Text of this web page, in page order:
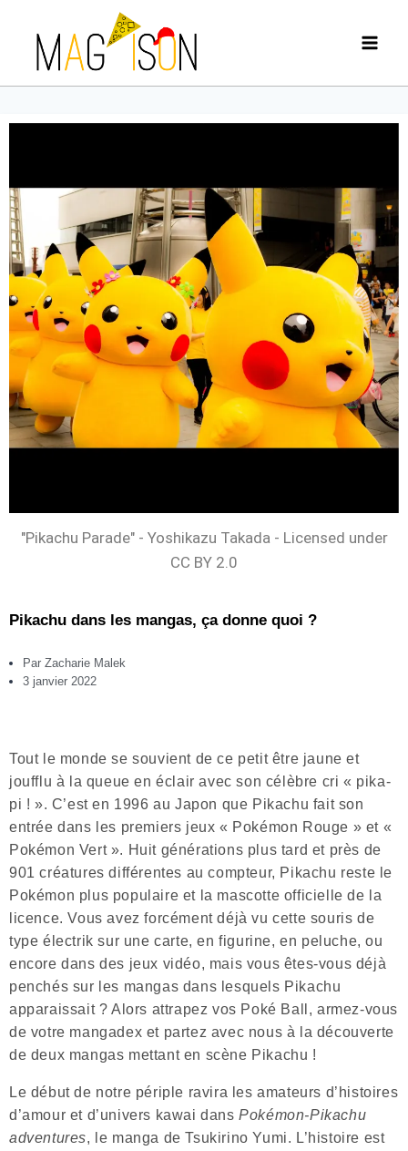
"Pikachu Parade" - Yoshikazu Takada - Licensed under
CC BY 2.0
Pikachu dans les mangas, ça donne quoi ?
Par Zacharie Malek
3 janvier 2022
Tout le monde se souvient de ce petit être jaune et
joufflu à la queue en éclair avec son célèbre cri « pika-
pi ! ». C’est en 1996 au Japon que Pikachu fait son
entrée dans les premiers jeux « Pokémon Rouge » et «
Pokémon Vert ». Huit générations plus tard et près de
901 créatures différentes au compteur, Pikachu reste le
Pokémon plus populaire et la mascotte officielle de la
licence. Vous avez forcément déjà vu cette souris de
type électrik sur une carte, en figurine, en peluche, ou
encore dans des jeux vidéo, mais vous êtes-vous déjà
penchés sur les mangas dans lesquels Pikachu
apparaissait ? Alors attrapez vos Poké Ball, armez-vous
de votre mangadex et partez avec nous à la découverte
de deux mangas mettant en scène Pikachu !
Le début de notre périple ravira les amateurs d’histoires
d’amour et d’univers kawai dansPokémon-Pikachu
adventures, le manga de Tsukirino Yumi. L’histoire est